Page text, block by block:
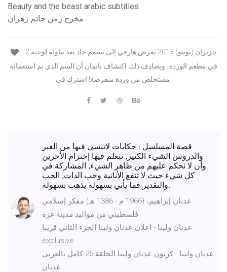
Beauty and the beast arabic subtitles
مخرج زمن حاتم زهران
2 حزيران (يونيو) 2013 تعرض هارفي إلى تسمم حاد بعد تناوله لوجبة
في مطعم الوردة، ويصادف ذلك اكتشاف باتمان أن السم الذي تم استعماله
قصة المسلسل : حكايات لاتنسى فيها من العبر
والدروس الشيء الكثير, نتعلم فيها إحترام الأخرين
وأن لا نحكم عليهم من ظاهر الشيء, المشاركة في
كل شيء حيث لا تنفع الأنانية وحب الذات, الحب
والتقدير فما يأتي بسهوله يذهب بسهولة.
عدنان إبراهيم، (1966 م - 1386 هـ) مفكر إسلامي
فلسطيني من مواليد مدينة غزة
عدنان ولينا - اعلان عدنان ولينا الجزء الثاني قريبا
exclusive
عدنان ولينا - كرتون عدنان ولينا الحلقة 25 كامل بالعربي
عدنان